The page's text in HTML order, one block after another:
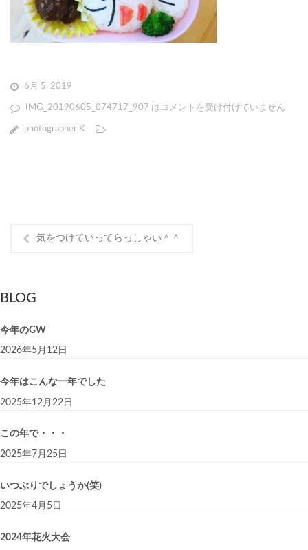
6月 5, 2019
IMG_20190605_074717_907 は コメントを受け付けていません
photographer K
気をつけていってらっしゃい＾＾
BLOG
今年のGW
2026年5月12日
今年はこんな一年でした
2025年12月22日
この年で・・・
2025年7月25日
いつぶりでしょうか(笑)
2025年4月5日
2024年花火大会